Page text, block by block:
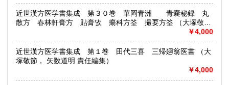
近世漢方医学書集成 第３０巻 華岡青洲 青嚢秘録 丸
散方 春林軒膏方 貼膏攷 瘍科方筌 撮要方筌 （大塚敬
￥4,000
近世漢方医学書集成 第１巻 田代三喜 三帰廻翁医書 （大
塚敬節， 矢数道明 責任編集）
￥4,000